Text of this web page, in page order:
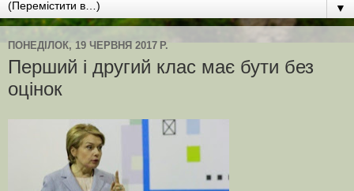
▼
ПОНЕДІЛОК, 19 ЧЕРВНЯ 2017 Р.
Перший і другий клас має бути без
оцінок